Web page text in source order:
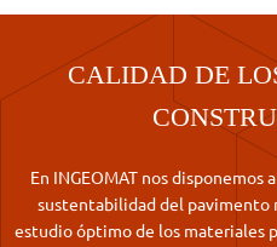
CALIDAD DE
En INGEOMAT nos disponemos
sustentabilidad del pavimento
estudio óptimo de los materiales